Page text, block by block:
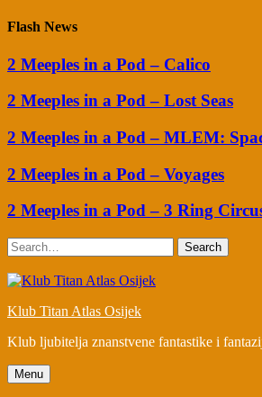
Flash News
2 Meeples in a Pod – Calico
2 Meeples in a Pod – Lost Seas
2 Meeples in a Pod – MLEM:
2 Meeples in a Pod – Voyages
2 Meeples in a Pod – 3 Ring
Search
Klub Titan Atlas Osijek
Klub ljubitelja znanstvene fantastike i
Menu